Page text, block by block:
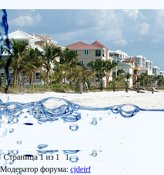
Страница1из 1
1
Модератор форума: cjdeirf